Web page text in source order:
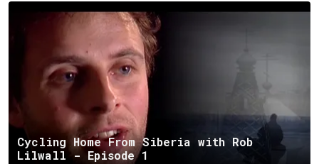
Cycling Home From Siberia with Rob
Lilwall - Episode 1